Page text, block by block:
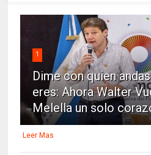
1
Dime con quien
eres: Ahora Walter
Melella un solo
Leer Mas